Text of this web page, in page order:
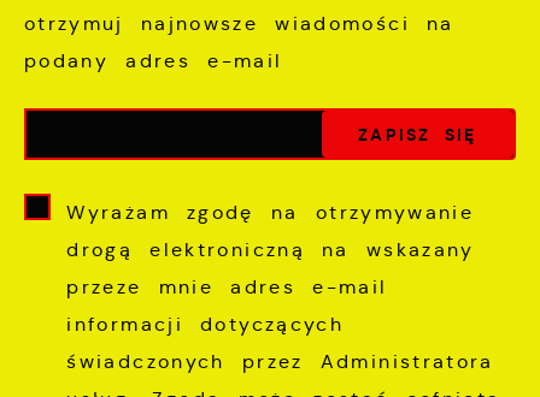
otrzymuj najnowsze wiadomości na
podany adres e-mail
Wyrażam zgodę na otrzymywanie
drogą elektroniczną na wskazany
przeze mnie adres e-mail
informacji dotyczących
świadczonych przez Administratora